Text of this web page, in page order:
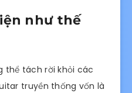
như thế
thể tách rời khỏi các
truyền thống vốn là